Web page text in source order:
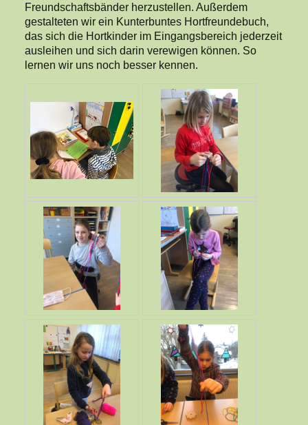
Freundschaftsbänder herzustellen. Außerdem
gestalteten wir ein Kunterbuntes Hortfreundebuch,
das sich die Hortkinder im Eingangsbereich jederzeit
ausleihen und sich darin verewigen können. So
lernen wir uns noch besser kennen.